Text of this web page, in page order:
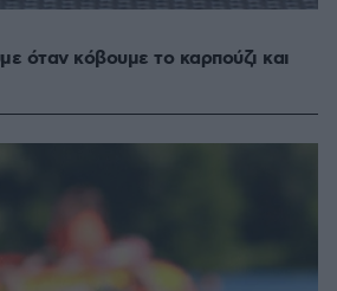
όταν κόβουμε το καρπούζι και